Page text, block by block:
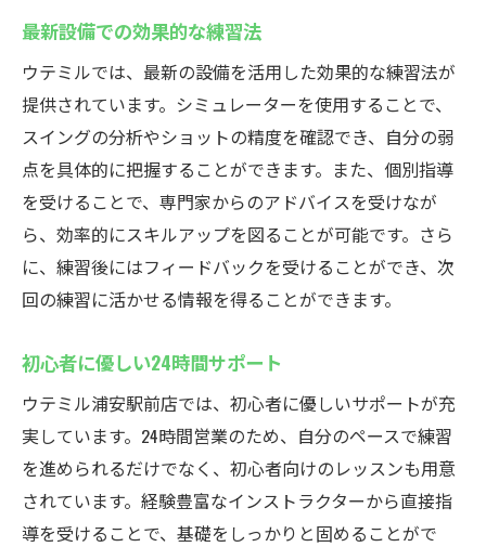
最新設備での効果的な練習法
ウテミルでは、最新の設備を活用した効果的な練習法が
提供されています。シミュレーターを使用することで、
スイングの分析やショットの精度を確認でき、自分の弱
点を具体的に把握することができます。また、個別指導
を受けることで、専門家からのアドバイスを受けなが
ら、効率的にスキルアップを図ることが可能です。さら
に、練習後にはフィードバックを受けることができ、次
回の練習に活かせる情報を得ることができます。
初心者に優しい24時間サポート
ウテミル浦安駅前店では、初心者に優しいサポートが充
実しています。24時間営業のため、自分のペースで練習
を進められるだけでなく、初心者向けのレッスンも用意
されています。経験豊富なインストラクターから直接指
導を受けることで、基礎をしっかりと固めることがで